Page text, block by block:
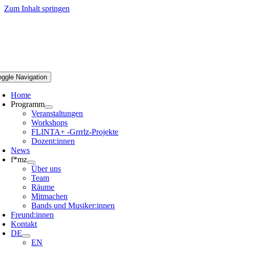
Zum Inhalt springen
Navigation
Home
Programm
Veranstaltungen
Workshops
FLINTA+ -Grrrlz-Projekte
Dozent:innen
News
f*mz
Über uns
Team
Räume
Mitmachen
Bands und Musiker:innen
Freund:innen
Kontakt
DE
EN